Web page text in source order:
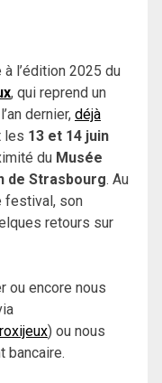
l’édition 2025 du
, qui reprend un
dernier, déjà
les 13 et 14 juin
du Musée
de Strasbourg. Au
festival, son
retours sur
ou encore nous
) ou nous
bancaire.